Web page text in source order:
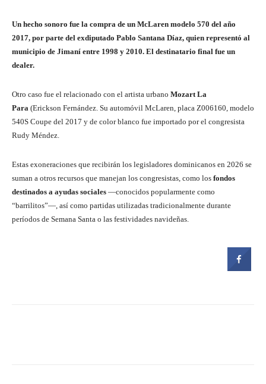
Un hecho sonoro fue la compra de un McLaren modelo 570 del año
2017, por parte del exdiputado Pablo Santana Díaz, quien representó al
municipio de Jimaní entre 1998 y 2010. El destinatario final fue un
dealer.
Otro caso fue el relacionado con el artista urbano Mozart La
Para (Erickson Fernández. Su automóvil McLaren, placa Z006160, modelo
540S Coupe del 2017 y de color blanco fue importado por el congresista
Rudy Méndez.
Estas exoneraciones que recibirán los legisladores dominicanos en 2026 se
suman a otros recursos que manejan los congresistas, como los fondos
destinados a ayudas sociales —conocidos popularmente como
“barrilitos”—, así como partidas utilizadas tradicionalmente durante
períodos de Semana Santa o las festividades navideñas.